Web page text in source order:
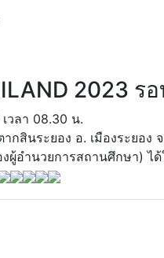
2023 ร
วลา 08.30 น.
สินระยอง อ. เมืองระยอง
ผู้อำนวยการสถานศึกษา) ไ